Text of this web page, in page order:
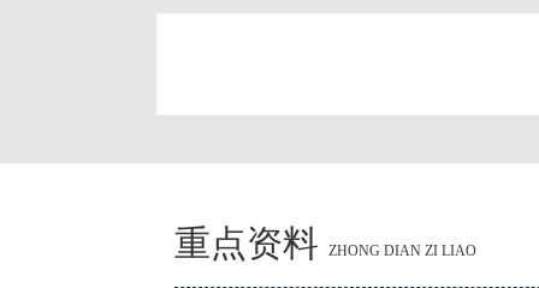
重点资料 ZHONG DIAN ZI LIAO